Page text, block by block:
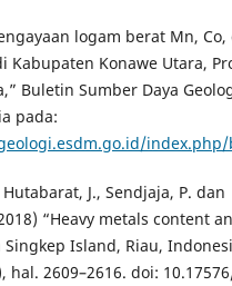
logam berat Mn, Co,
Kabupaten Konawe Utara,
Buletin Sumber Daya
pada:
index.php/
J., Sendjaja, P. dan
“Heavy metals content
Island, Riau,
hal. 2609–2616. doi: